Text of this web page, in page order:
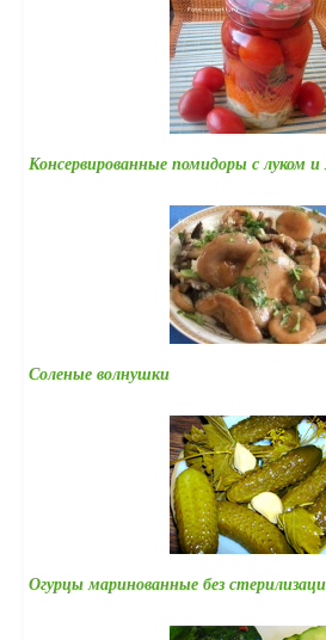
Консервированные помидоры с луком
Соленые волнушки
Огурцы маринованные без